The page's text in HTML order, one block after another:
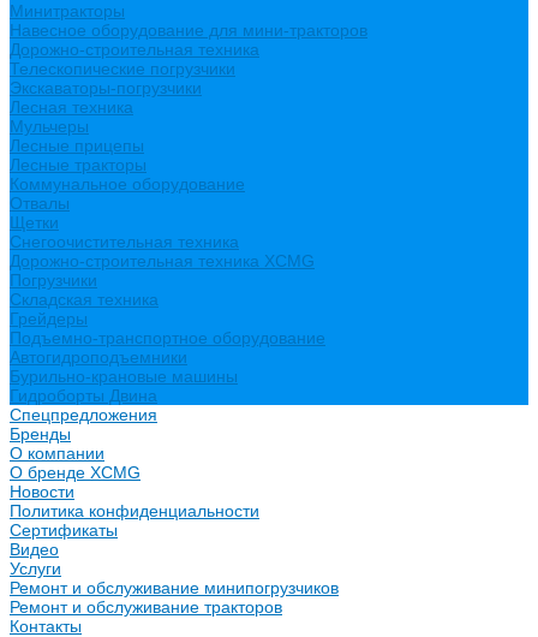
Минитракторы
Навесное оборудование для мини-тракторов
Дорожно-строительная техника
Телескопические погрузчики
Экскаваторы-погрузчики
Лесная техника
Мульчеры
Лесные прицепы
Лесные тракторы
Коммунальное оборудование
Отвалы
Щетки
Снегоочистительная техника
Дорожно-строительная техника XCMG
Погрузчики
Складская техника
Грейдеры
Подъемно-транспортное оборудование
Автогидроподъемники
Бурильно-крановые машины
Гидроборты Двина
Спецпредложения
Бренды
О компании
О бренде XCMG
Новости
Политика конфиденциальности
Сертификаты
Видео
Услуги
Ремонт и обслуживание минипогрузчиков
Ремонт и обслуживание тракторов
Контакты